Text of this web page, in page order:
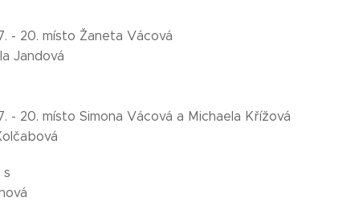
- 20. místo Žaneta Vácová
Jandová
- 20. místo Simona Vácová a Michaela Křížová
s